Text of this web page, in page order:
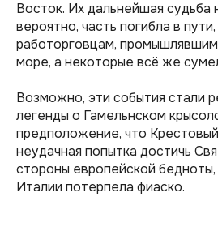
Восток. Их дальнейшая судьба
вероятно, часть погибла в
работорговцам,
море, а некоторые всё же
Возможно, эти события стали
легенды о Гамельнском
предположение, что
неудачная попытка достичь
стороны европейской
Италии потерпела фиаско.